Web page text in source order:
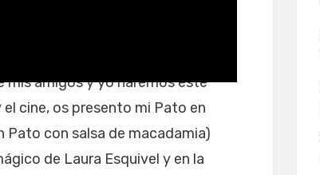
mis amigos y yo haremos este
cine, os presento mi Pato en
Pato con salsa de macadamia)
de Laura Esquivel y en la